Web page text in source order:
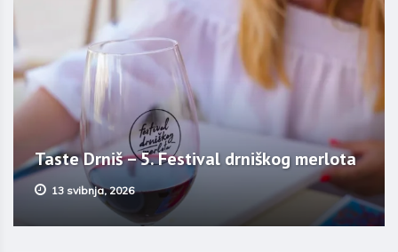
Taste Drniš – 5. Festival drniškog merlota
13 svibnja, 2026